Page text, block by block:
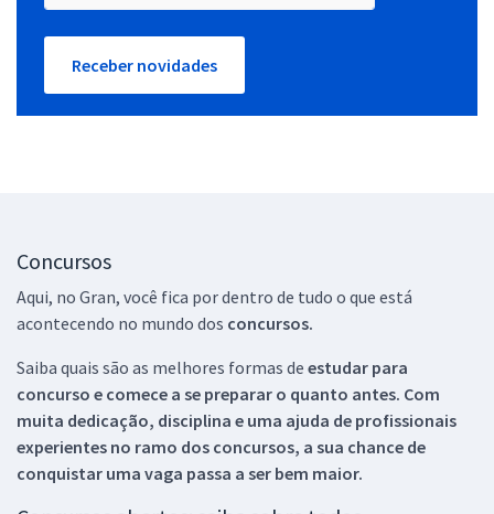
Receber novidades
Concursos
Aqui, no Gran, você fica por dentro de tudo o que está
acontecendo no mundo dos concursos.
Saiba quais são as melhores formas de estudar para
concurso e comece a se preparar o quanto antes. Com
muita dedicação, disciplina e uma ajuda de profissionais
experientes no ramo dos concursos, a sua chance de
conquistar uma vaga passa a ser bem maior.